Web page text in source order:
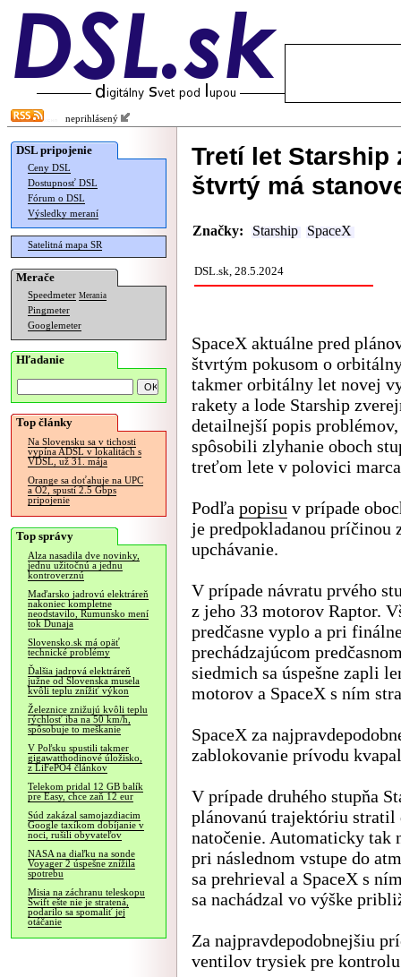
neprihlásený
DSL pripojenie
Ceny DSL
Dostupnosť DSL
Fórum o DSL
Výsledky meraní
Satelitná mapa SR
Merače
Speedmeter Merania
Pingmeter
Googlemeter
Hľadanie
Top články
Na Slovensku sa v tichosti
vypína ADSL v lokalitách s
VDSL, už 31. mája
Orange sa doťahuje na UPC
a O2, spustí 2.5 Gbps
pripojenie
Top správy
Alza nasadila dve novinky,
jednu užitočnú a jednu
kontroverznú
Maďarsko jadrovú elektráreň
nakoniec kompletne
neodstavilo, Rumunsko mení
tok Dunaja
Slovensko.sk má opäť
technické problémy
Ďalšia jadrová elektráreň
južne od Slovenska musela
kvôli teplu znížiť výkon
Železnice znižujú kvôli teplu
rýchlosť iba na 50 km/h,
spôsobuje to meškanie
V Poľsku spustili takmer
gigawatthodinové úložisko,
z LiFePO4 článkov
Telekom pridal 12 GB balík
pre Easy, chce zaň 12 eur
Súd zakázal samojazdiacim
Google taxíkom dobíjanie v
noci, rušili obyvateľov
NASA na diaľku na sonde
Voyager 2 úspešne znížila
spotrebu
Misia na záchranu teleskopu
Swift ešte nie je stratená,
podarilo sa spomaliť jej
otáčanie
Tretí let
štvrtý má
Značky: Starship SpaceX
DSL.sk, 28.5.2024
SpaceX aktuálne pred
štvrtým pokusom o
takmer orbitálny let novej
rakety a lode Starship
detailnejší popis
spôsobili zlyhanie oboch
treťom lete v polovici
Podľa popisu v prípade
je predpokladanou príčinou
upchávanie.
V prípade návratu prvého
z jeho 33 motorov Raptor.
predčasne vyplo a pri
prechádzajúcom
siedmich sa úspešne zapli
motorov a SpaceX s ním
SpaceX za
zablokovanie prívodu
V prípade druhého stupňa
plánovanú trajektóriu
natočenie. Automaticky tak
pri následnom vstupe do
sa prehrieval a SpaceX s
sa nachádzal vo výške
Za najpravdepodobnejšiu
ventilov trysiek pre